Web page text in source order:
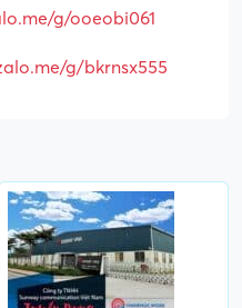
g/ooeobi061
g/bkrnsx555